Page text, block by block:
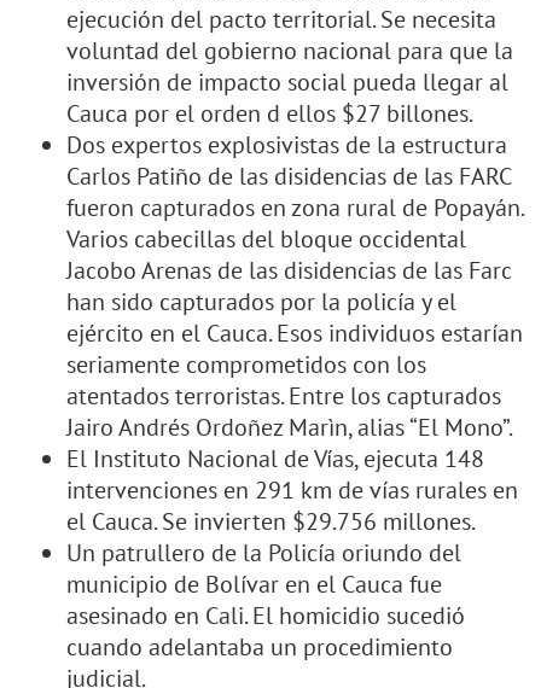
ejecución del pacto territorial. Se necesita
voluntad del gobierno nacional para que la
inversión de impacto social pueda llegar al
Cauca por el orden d ellos $27 billones.
Dos expertos explosivistas de la estructura
Carlos Patiño de las disidencias de las FARC
fueron capturados en zona rural de Popayán.
Varios cabecillas del bloque occidental
Jacobo Arenas de las disidencias de las Farc
han sido capturados por la policía y el
ejército en el Cauca. Esos individuos estarían
seriamente comprometidos con los
atentados terroristas. Entre los capturados
Jairo Andrés Ordoñez Marìn, alias “El Mono”.
El Instituto Nacional de Vías, ejecuta 148
intervenciones en 291 km de vías rurales en
el Cauca. Se invierten $29.756 millones.
Un patrullero de la Policía oriundo del
municipio de Bolívar en el Cauca fue
asesinado en Cali. El homicidio sucedió
cuando adelantaba un procedimiento
judicial.